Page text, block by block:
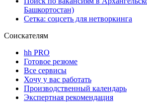
Башкортостан)
Сетка: соцсеть для нетворкинга
Соискателям
hh PRO
Готовое резюме
Все сервисы
Хочу у вас работать
Производственный календарь
Экспертная рекомендация